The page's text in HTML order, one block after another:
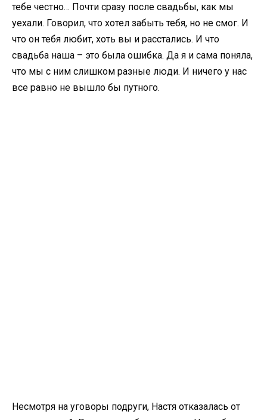
тебе честно… Почти сразу после свадьбы, как мы
уехали. Говорил, что хотел забыть тебя, но не смог. И
что он тебя любит, хоть вы и расстались. И что
свадьба наша – это была ошибка. Да я и сама поняла,
что мы с ним слишком разные люди. И ничего у нас
все равно не вышло бы путного.
Несмотря на уговоры подруги, Настя отказалась от